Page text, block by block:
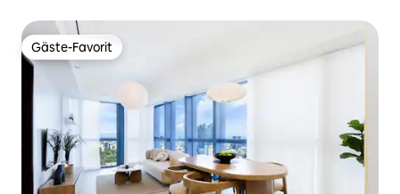
Gäste-Favorit
Gäste-Favorit